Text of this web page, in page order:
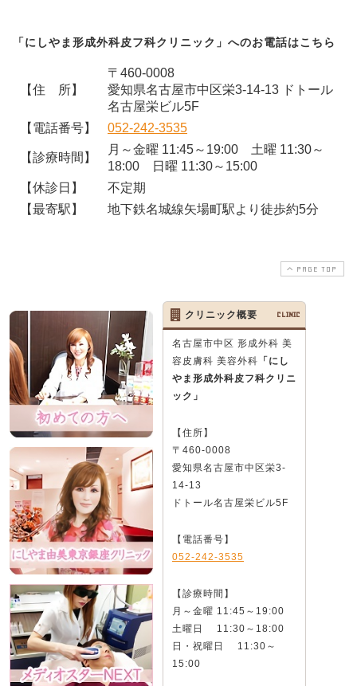
「にしやま形成外科皮フ科クリニック」へのお電話はこちら
【住 所】
〒460-0008
愛知県名古屋市中区栄3-14-13 ドトール
名古屋栄ビル5F
【電話番号】
052-242-3535
【診療時間】
月～金曜 11:45～19:00 土曜 11:30～
18:00 日曜 11:30～15:00
【休診日】
不定期
【最寄駅】
地下鉄名城線矢場町駅より徒歩約5分
PAGE TOP
クリニック概要 CLINIC
名古屋市中区 形成外科 美
容皮膚科 美容外科 「にし
やま形成外科皮フ科クリニ
ック」
【住所】
〒460-0008
愛知県名古屋市中区栄3-
14-13
ドトール名古屋栄ビル5F
【電話番号】
052-242-3535
【診療時間】
月～金曜 11:45～19:00
土曜日 11:30～18:00
日・祝曜日 11:30～
15:00